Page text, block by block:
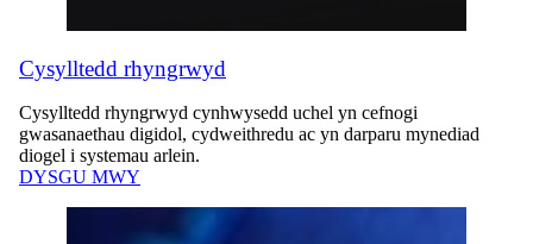
Cysylltedd rhyngrwyd
Cysylltedd rhyngrwyd cynhwysedd uchel yn cefnogi
gwasanaethau digidol, cydweithredu ac yn darparu mynediad
diogel i systemau arlein.
DYSGU MWY